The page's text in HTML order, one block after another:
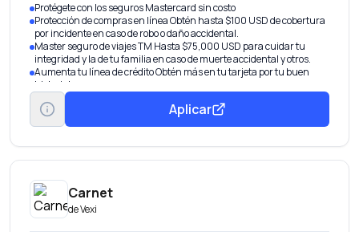
Protégete con los seguros Mastercard sin costo
Protección de compras en línea Obtén hasta $100 USD de cobertura
por incidente en caso de robo o daño accidental.
Master seguro de viajes TM Hasta $75,000 USD para cuidar tu
integridad y la de tu familia en caso de muerte accidental y otros.
Aumenta tu línea de crédito Obtén más en tu tarjeta por tu buen
historial.
Transfiere tu deuda De otros bancos con tasa de interés
preferencial.
Obtén pagos fijos Parcializa tus compras o saldo con una tasa
Disponible Banamex Convierte parte de tu línea de crédito en efectivo
con tasa preferencial. Beneficio por invitación.
Aplicar
Carnet
deVexi